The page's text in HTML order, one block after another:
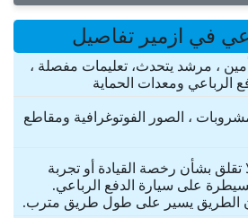
في ازمیر تفاصيل
، مرشد يتحدث، تعليمات مفصلة ،
الرباعي ومعدات الحماية
، الصور الفوتوغرافية ومقاطع
تقلق بشأن رخصة القيادة أو تجربة
على سيارة الدفع الرباعي.
لأن الطريق يسير على طول طريق مترب.